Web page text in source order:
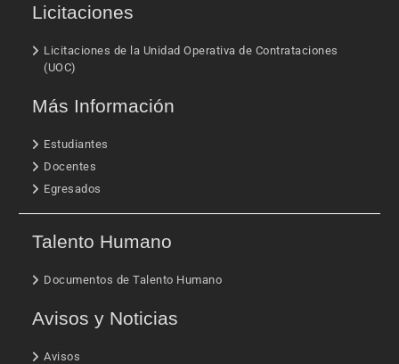
Licitaciones
Licitaciones de la Unidad Operativa de Contrataciones
(UOC)
Más Información
Estudiantes
Docentes
Egresados
Talento Humano
Documentos de Talento Humano
Avisos y Noticias
Avisos